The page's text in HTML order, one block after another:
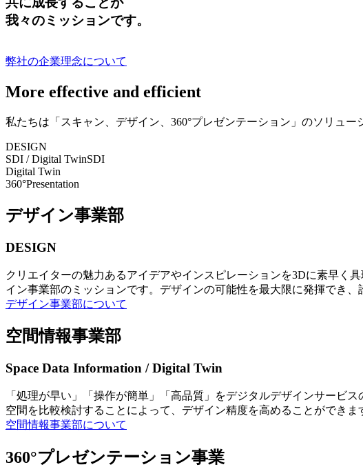
我々のミッションです。
弊社の企業理念について
More effective and efficient
私たちは「スキャン、デザイン、360°プレゼンテーション」のソリュー
DESIGN
SDI / Digital TwinSDI
Digital Twin
360°Presentation
デザイン事業部
DESIGN
クリエイターの魅力あるアイデアやインスピレーションを3Dに素早く
イン事業部のミッションです。デザインの可能性を最大限に発揮でき、
デザイン事業部について
空間情報事業部
Space Data Information / Digital Twin
「処理が早い」「操作が簡単」「高品質」をデジタルデザインサービ
空間を比較検討することによって、デザイン精度を高めることができま
空間情報事業部について
360°プレゼンテーション事業